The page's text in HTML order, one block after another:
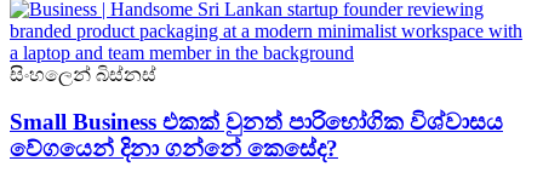
සිංහලෙන් බිස්නස්
Small Business එකක් වුනත් පාරිභෝගික විශ්වාසය
වේගයෙන් දිනා ගන්නේ කෙසේද?